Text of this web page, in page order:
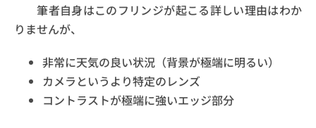
筆者自身はこのフリンジが起こる詳しい理由はわか
りませんが、
非常に天気の良い状況（背景が極端に明るい）
カメラというより特定のレンズ
コントラストが極端に強いエッジ部分